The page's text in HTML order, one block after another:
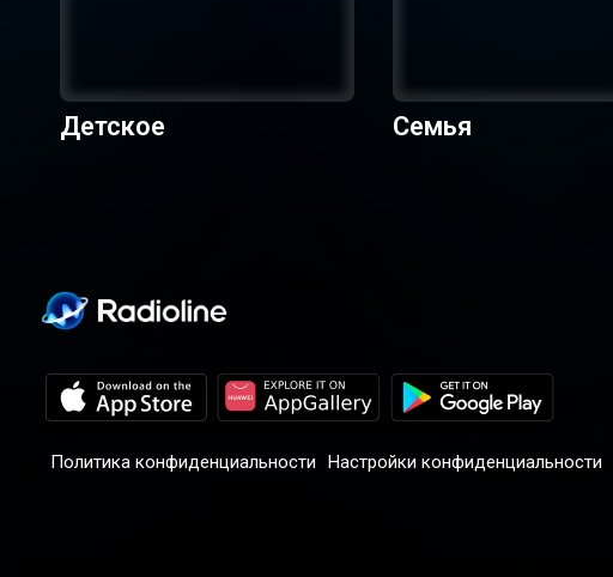
Детское Семья
Политика конфиденциальности Настройки конфиденциальности